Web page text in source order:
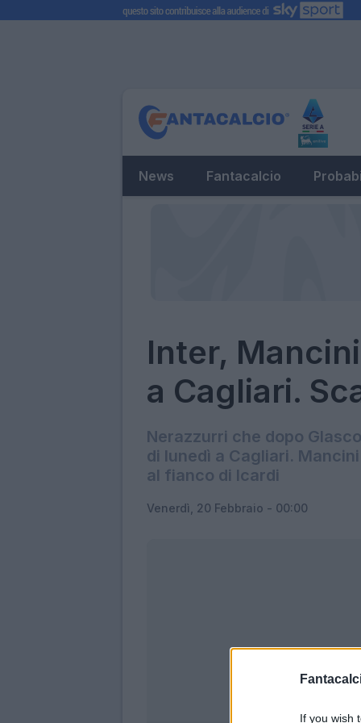
If you wish
News Fantacalcio
Inter,
a Cagliari.
Nerazzurri che dopo
di lunedì a Cagliari.
al fianco di Icardi
Venerdì, 20 Febbraio - 00:00